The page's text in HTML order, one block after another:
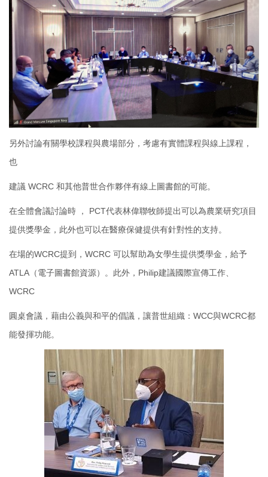
另外討論有關學校課程與農場部分，考慮有實體課程與線上課程，
也
建議 WCRC 和其他普世合作夥伴有線上圖書館的可能。
在全體會議討論時 ， PCT代表林偉聯牧師提出可以為農業研究項目
提供獎學金，此外也可以在醫療保健提供有針對性的支持。
在場的WCRC提到，WCRC 可以幫助為女學生提供獎學金，給予
ATLA（電子圖書館資源）。此外，Philip建議國際宣傳工作、
WCRC
圓桌會議，藉由公義與和平的倡議，讓普世組織：WCC與WCRC都
能發揮功能。